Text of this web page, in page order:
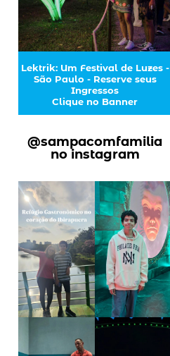
Lektrik: Um Festival de Luzes -
São Paulo - Reserve seus
Ingressos
Clique no Banner
@sampacomfamilia
no instagram